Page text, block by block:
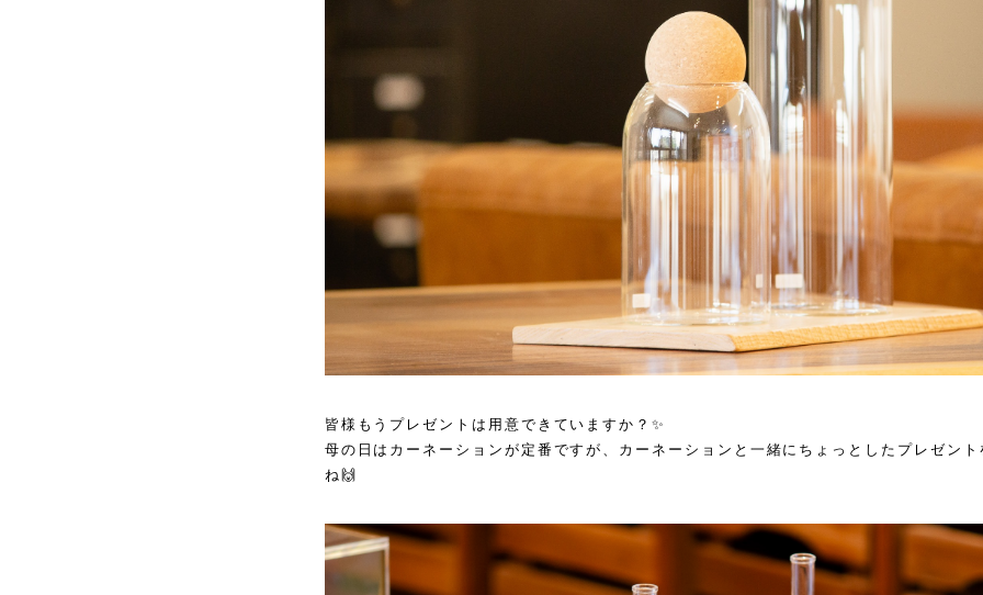
皆様もうプレゼントは用意できていますか？✨
母の日はカーネーションが定番ですが、カーネーションと一緒にちょっとしたプレゼン
ね🙌